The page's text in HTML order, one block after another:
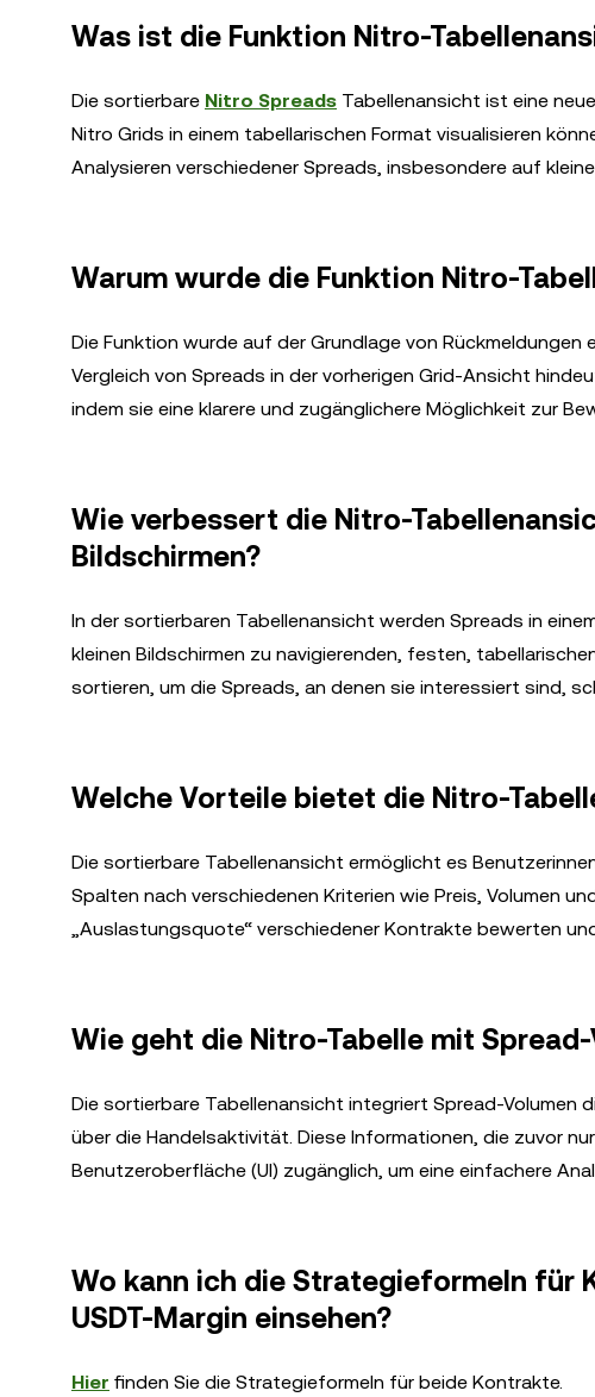
Was ist die Funktion Nitro-
Die sortierbare Nitro Spreads Tabellenansicht ist eine
Nitro Grids in einem tabellarischen Format visualisieren
Analysieren verschiedener Spreads, insbesondere auf
Warum wurde die Funktion Nitro-
Die Funktion wurde auf der Grundlage von
Vergleich von Spreads in der vorherigen Grid-Ansicht
indem sie eine klarere und zugänglichere Möglichkeit zur
Wie verbessert die Nitro-
Bildschirmen?
In der sortierbaren Tabellenansicht werden Spreads in
kleinen Bildschirmen zu navigierenden, festen,
sortieren, um die Spreads, an denen sie interessiert sind,
Welche Vorteile bietet die Nitro-
Die sortierbare Tabellenansicht ermöglicht es
Spalten nach verschiedenen Kriterien wie Preis, Volumen
„Auslastungsquote“ verschiedener Kontrakte bewerten
Wie geht die Nitro-Tabelle mit Spread-
Die sortierbare Tabellenansicht integriert Spread-Volumen
über die Handelsaktivität. Diese Informationen, die zuvor
Benutzeroberfläche (UI) zugänglich, um eine einfachere
Wo kann ich die Strategieformeln für
USDT-Margin einsehen?
Hier finden Sie die Strategieformeln für beide Kontrakte.